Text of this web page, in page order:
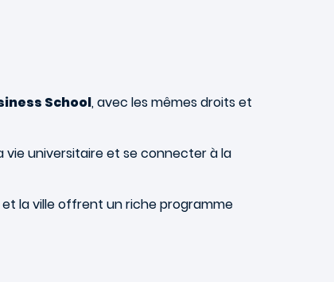
School, avec les mêmes droits et
vie universitaire et se connecter à la
la ville offrent un riche programme